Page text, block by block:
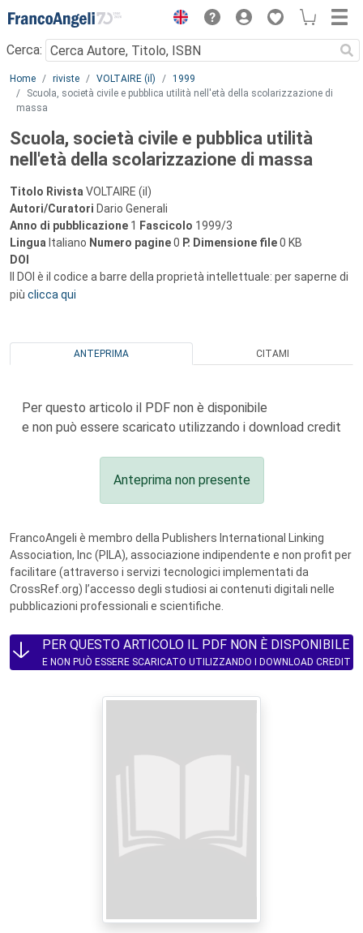
Menu
Cerca:
Main content
Home riviste VOLTAIRE (il)
1999
Scuola, società civile e pubblica utilità nell'età della scolarizzazione di
massa
Scuola, società civile e pubblica utilità
nell'età della scolarizzazione di massa
Titolo Rivista VOLTAIRE (il)
Autori/Curatori Dario Generali
Anno di pubblicazione 1 Fascicolo 1999/3
Lingua Italiano Numero pagine0 P. Dimensione file0 KB
DOI
Il DOI è il codice a barre della proprietà intellettuale: per saperne di
più clicca qui
ANTEPRIMA CITAMI
Per questo articolo il PDF non è disponibile
e non può essere scaricato utilizzando i download credit
Anteprima non presente
FrancoAngeli è membro della Publishers International Linking
Association, Inc (PILA), associazione indipendente e non profit per
facilitare (attraverso i servizi tecnologici implementati da
CrossRef.org) l’accesso degli studiosi ai contenuti digitali nelle
pubblicazioni professionali e scientifiche.
PER QUESTO ARTICOLO IL PDF NON È DISPONIBILE
E NON PUÒ ESSERE SCARICATO UTILIZZANDO I DOWNLOAD CREDIT